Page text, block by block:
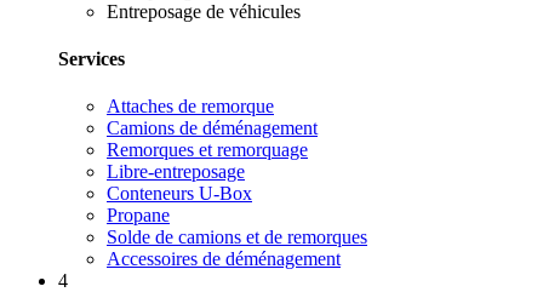
Entreposage de véhicules
Services
Attaches de remorque
Camions de déménagement
Remorques et remorquage
Libre-entreposage
Conteneurs U-Box
Propane
Solde de camions et de remorques
Accessoires de déménagement
4